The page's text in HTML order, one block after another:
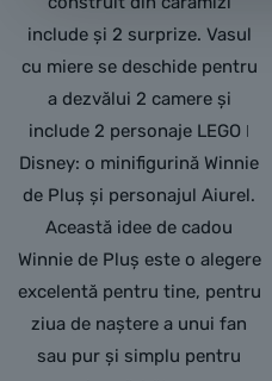
include și 2 surprize. Vasul
cu miere se deschide pentru
a dezvălui 2 camere și
include 2 personaje LEGO ǀ
Disney: o minifigurină Winnie
de Pluș și personajul Aiurel.
Această idee de cadou
Winnie de Pluș este o alegere
excelentă pentru tine, pentru
ziua de naștere a unui fan
sau pur și simplu pentru